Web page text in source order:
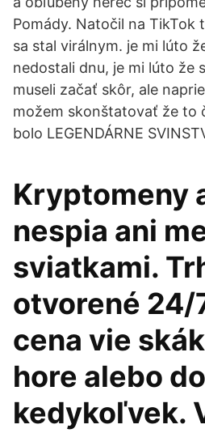
Pomády. Natočil na TikTok
sa stal virálnym. je mi lúto
nedostali dnu, je mi lúto že
museli začať skôr, ale
možem skonštatovať že to
bolo LEGENDÁRNE
Kryptomeny
nespia ani
sviatkami.
otvorené 24/
cena vie
hore alebo
kedykoľvek.